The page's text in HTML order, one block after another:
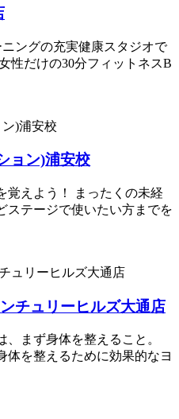
ングの充実健康スタジオで
性だけの30分フィットネスB
ョン)浦安校
覚えよう！ まったくの未経
ステージで使いたい方までを
チュリーヒルズ大通店
まず身体を整えること。
体を整えるために効果的なヨ